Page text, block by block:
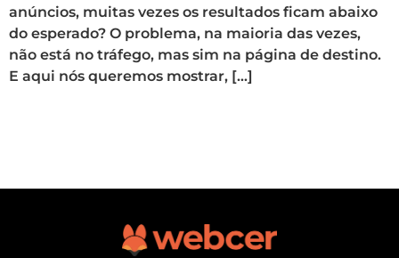
anúncios, muitas vezes os resultados ficam abaixo
do esperado? O problema, na maioria das vezes,
não está no tráfego, mas sim na página de destino.
E aqui nós queremos mostrar, […]